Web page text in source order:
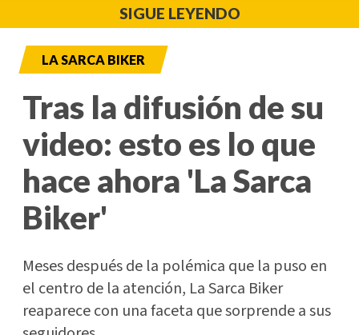
SIGUE LEYENDO
LA SARCA BIKER
Tras la difusión de su
video: esto es lo que
hace ahora 'La Sarca
Biker'
Meses después de la polémica que la puso en
el centro de la atención, La Sarca Biker
reaparece con una faceta que sorprende a sus